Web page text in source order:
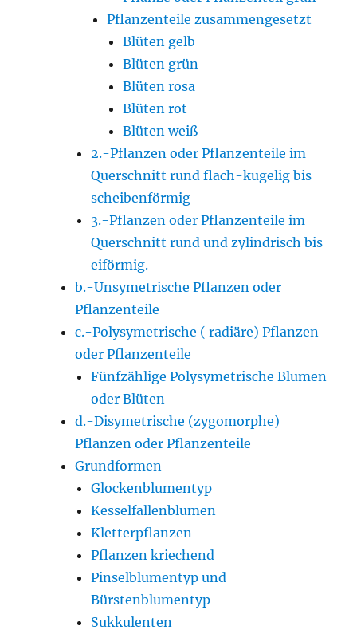
Pflanzenteile zusammengesetzt
Blüten gelb
Blüten grün
Blüten rosa
Blüten rot
Blüten weiß
2.-Pflanzen oder Pflanzenteile im
Querschnitt rund flach-kugelig bis
scheibenförmig
3.-Pflanzen oder Pflanzenteile im
Querschnitt rund und zylindrisch bis
eiförmig.
b.-Unsymetrische Pflanzen oder
Pflanzenteile
c.-Polysymetrische ( radiäre) Pflanzen
oder Pflanzenteile
Fünfzählige Polysymetrische Blumen
oder Blüten
d.-Disymetrische (zygomorphe)
Pflanzen oder Pflanzenteile
Grundformen
Glockenblumentyp
Kesselfallenblumen
Kletterpflanzen
Pflanzen kriechend
Pinselblumentyp und
Bürstenblumentyp
Sukkulenten